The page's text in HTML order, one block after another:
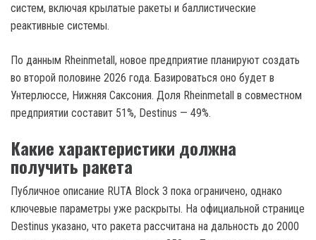
систем, включая крылатые ракеты и баллистические
реактивные системы.
По данным Rheinmetall, новое предприятие планируют создать
во второй половине 2026 года. Базироваться оно будет в
Унтерлюссе, Нижняя Саксония. Доля Rheinmetall в совместном
предприятии составит 51%, Destinus — 49%.
Какие характеристики должна
получить ракета
Публичное описание RUTA Block 3 пока ограничено, однако
ключевые параметры уже раскрыты. На официальной странице
Destinus указано, что ракета рассчитана на дальность до 2000